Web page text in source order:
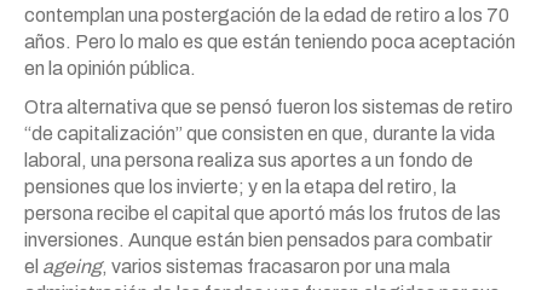
contemplan una postergación de la edad de retiro a los 70
años. Pero lo malo es que están teniendo poca aceptación
en la opinión pública.
Otra alternativa que se pensó fueron los sistemas de retiro
“de capitalización” que consisten en que, durante la vida
laboral, una persona realiza sus aportes a un fondo de
pensiones que los invierte; y en la etapa del retiro, la
persona recibe el capital que aportó más los frutos de las
inversiones. Aunque están bien pensados para combatir
el ageing, varios sistemas fracasaron por una mala